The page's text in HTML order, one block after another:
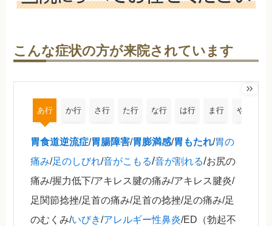
こんな症状の方が来院されています
あ行 か行 さ行 た行 な行 は行 ま行 や行
胃食道逆流症/胃腸障害/胃膨満感/胃もたれ/胃の
痛み/足のしびれ/音がこもる/音が割れる/お尻の
痛み/握力低下/アキレス腱の痛み/アキレス腱炎/
足関節捻挫/足首の痛み/足首の捻挫/足の痛み/足
のむくみ/いびき/アレルギー性鼻炎/ED（勃起不